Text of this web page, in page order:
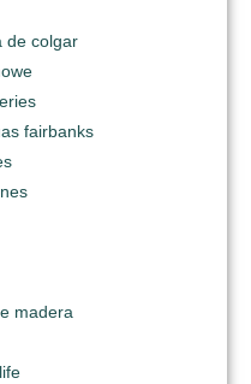
de colgar
fairbanks
madera